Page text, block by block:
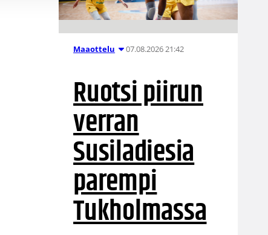
Maaottelu 07.08.2026 21:42
Ruotsi piirun
verran
Susiladiesia
parempi
Tukholmassa